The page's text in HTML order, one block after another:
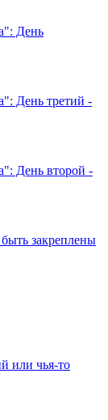
День
День третий -
День второй -
закреплены
или чья-то